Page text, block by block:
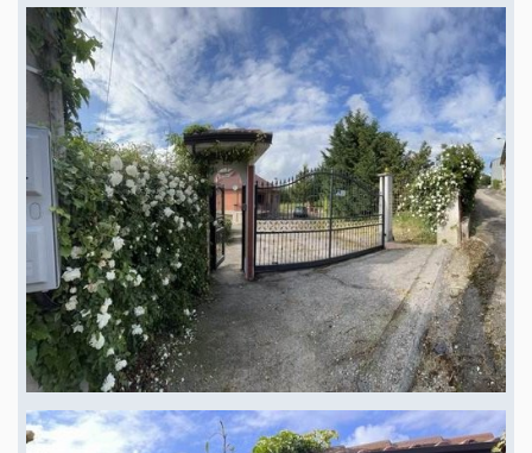
(à 30 km) ; 3. les cascades de San Fele (à 27 km) ; 4. la cathédrale
d'Acerenza, une église magnifique et bien conservée datant de 1059 après
J.-C. ; 5. la belle ville de Matera, la ville des Sassi et des églises rupestres,
classée au patrimoine culturel de l'UNESCO ; 6. les belles plages
lucaniennes préservées de la mer Ionienne (Policoro, Scanzano, Pisticci) et
de la mer Tyrrhénienne (Maratea) ; 7. les forêts avec les témoignages de
l'art rupestre (charmes - période du Ve siècle av. J.-C. au 3e millénaire avant
J.-C.) ; 8. le site archéologique de Metaponto avec les ruines du temple
dorique dédié à HERA (tables du Palatin) ; 9. Venosa, ville d'origine antique
dont est originaire le poète Horace. → ; La région est riche en forêts et en
sentiers de randonnée pour ceux qui aiment se déplacer à pied ou en VTT.
La faune est également très riche : on peut y admirer des faucons et de
nombreuses espèces d'oiseaux et de gibier Villa avec 13000m2 de terrain à
vendre en Italie